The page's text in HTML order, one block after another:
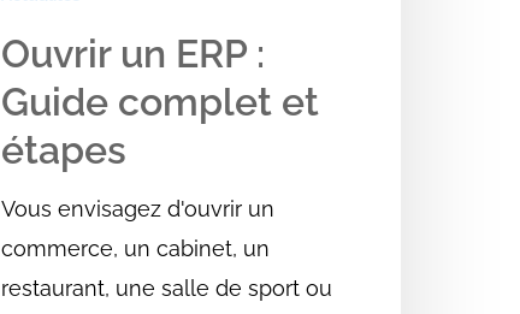
Ouvrir un ERP :
Guide complet et
étapes
Vous envisagez d'ouvrir un
commerce, un cabinet, un
restaurant, une salle de sport ou